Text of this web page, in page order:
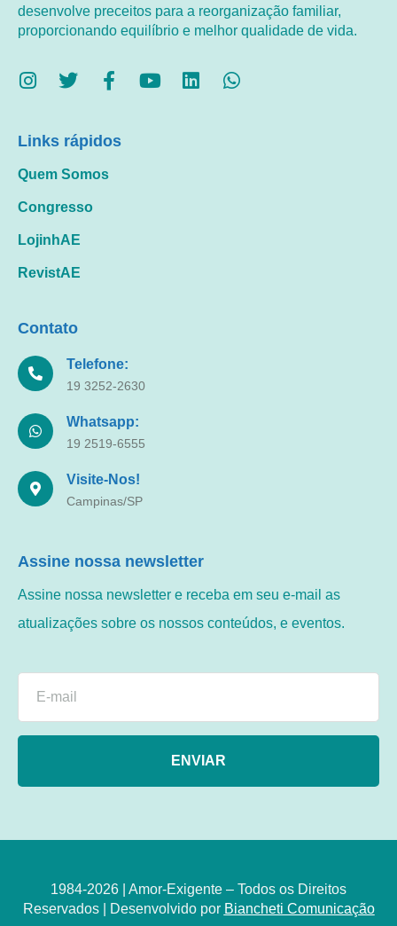
desenvolve preceitos para a reorganização familiar,
proporcionando equilíbrio e melhor qualidade de vida.
Links rápidos
Quem Somos
Congresso
LojinhAE
RevistAE
Contato
Telefone:
19 3252-2630
Whatsapp:
19 2519-6555
Visite-Nos!
Campinas/SP
Assine nossa newsletter
Assine nossa newsletter e receba em seu e-mail as
atualizações sobre os nossos conteúdos, e eventos.
ENVIAR
1984-2026 | Amor-Exigente – Todos os Direitos
Reservados | Desenvolvido por Biancheti Comunicação